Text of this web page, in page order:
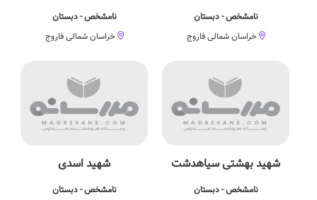
نامشخص - دبستان
خراسان شمالی فاروج
نامشخص - دبستان
خراسان شمالی فاروج
شهید بهشتی سیاهدشت
نامشخص - دبستان
شهید اسدی
نامشخص - دبستان